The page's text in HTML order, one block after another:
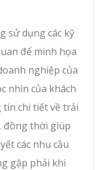
sử dụng các kỹ
để minh họa
nghiệp của
nhìn của khách
tin chi tiết về trải
đồng thời giúp
các nhu cầu
gặp phải khi